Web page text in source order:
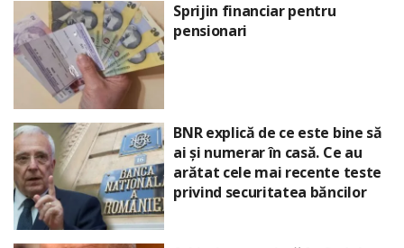
Sprijin financiar pentru
pensionari
BNR explică de ce este bine să
ai și numerar în casă. Ce au
arătat cele mai recente teste
privind securitatea băncilor